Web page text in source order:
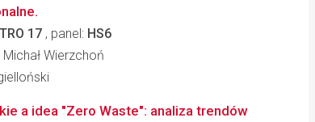
17 , panel: HS6
Wierzchoń
a idea "Zero Waste": analiza trendów